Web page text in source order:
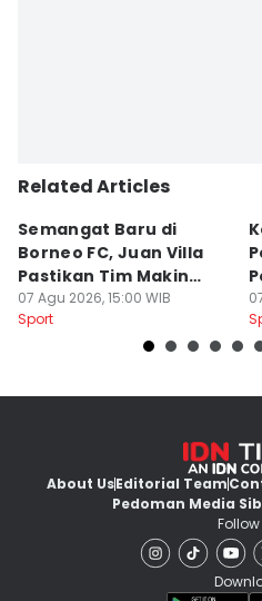
Related Articles
Semangat Baru di
Borneo FC, Juan Villa
Pastikan Tim Makin
Kompak
07 Agu 2026, 15:00 WIB
Sport
About UsEditorial Team
Pedoman Media
Follow